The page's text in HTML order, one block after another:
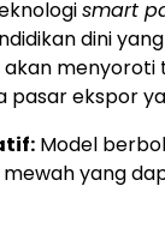
smart
dini
akan
pasar ekspor
Model
yang